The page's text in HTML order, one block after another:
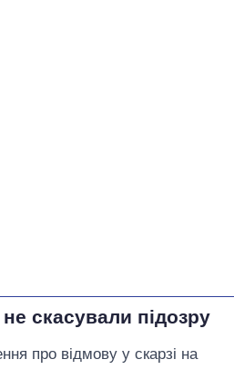
скасували підозру
про відмову у скарзі на